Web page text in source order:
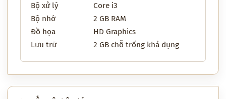
Bộ xử lý
Core i3
Bộ nhớ
2 GB RAM
Đồ họa
HD Graphics
Lưu trữ
2 GB chỗ trống khả dụng